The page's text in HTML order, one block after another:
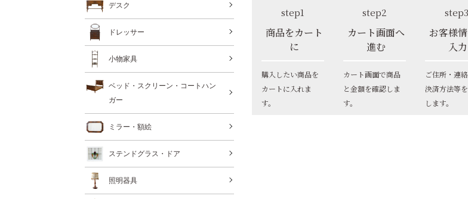
step1
商品をカート
に
購入したい商品を
カートに入れま
す。
step2
カート画面へ
進む
カート画面で商品
と金額を確認しま
す。
step3
お客様
入力
ご住所・連絡
決済方法等
します。
デスク
ドレッサー
小物家具
ベッド・スクリーン・コートハン
ガー
ミラー・額絵
ステンドグラス・ドア
照明器具